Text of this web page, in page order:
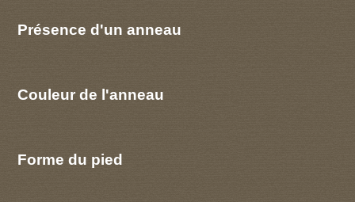
Présence d'un anneau
Couleur de l'anneau
Forme du pied